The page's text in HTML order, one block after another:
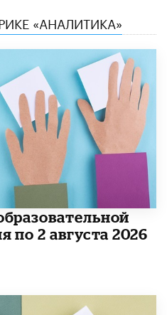
«АНАЛИТИКА»
по 2 августа 2026